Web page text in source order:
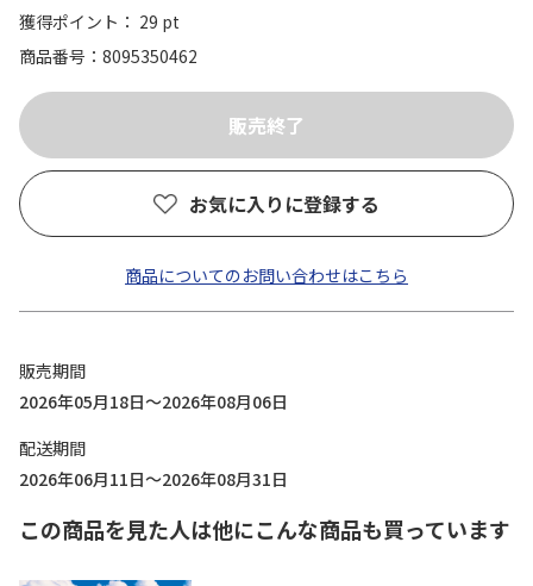
獲得ポイント： 29 pt
商品番号
8095350462
お気に入りに登録する
商品についてのお問い合わせはこちら
販売期間
2026年05月18日～2026年08月06日
配送期間
2026年06月11日～2026年08月31日
この商品を見た人は他にこんな商品も買っています